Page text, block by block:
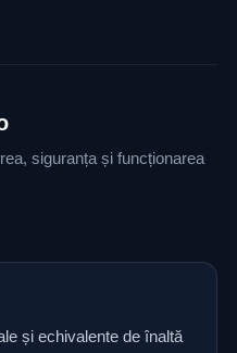
siguranța și funcționarea
și echivalente de înaltă